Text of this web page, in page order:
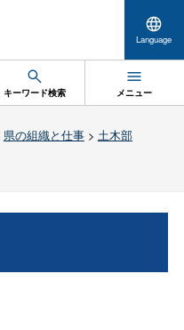
Language
キーワード検索 メニュー
県の組織と仕事> 土木部